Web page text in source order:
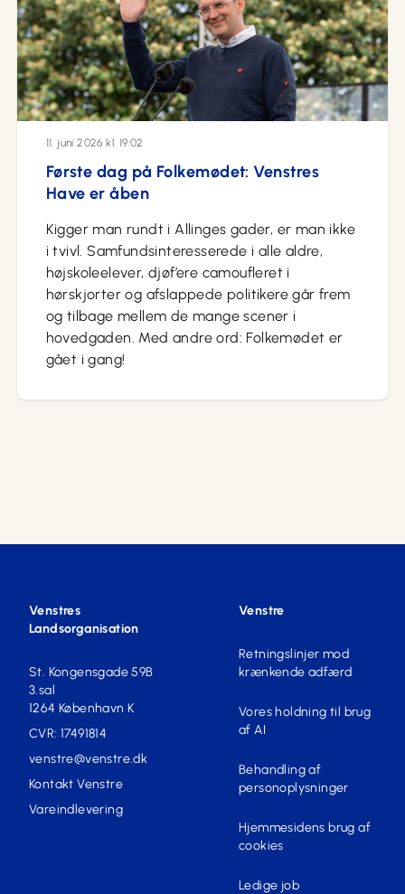
11. juni 2026 kl. 19:02
Første dag på Folkemødet: Venstres
Have er åben
Kigger man rundt i Allinges gader, er man ikke
i tvivl. Samfundsinteresserede i alle aldre,
højskoleelever, djøf’ere camoufleret i
hørskjorter og afslappede politikere går frem
og tilbage mellem de mange scener i
hovedgaden. Med andre ord: Folkemødet er
gået i gang!
Venstres
Landsorganisation
St. Kongensgade 59B
3.sal
1264 København K
CVR: 17491814
venstre@venstre.dk
Kontakt Venstre
Vareindlevering
Venstre
Retningslinjer mod
krænkende adfærd
Vores holdning til brug
af AI
Behandling af
personoplysninger
Hjemmesidens brug af
cookies
Ledige job